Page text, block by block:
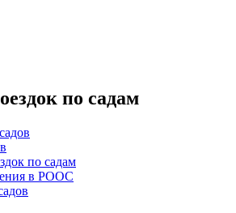
по садам
по садам
в РООС